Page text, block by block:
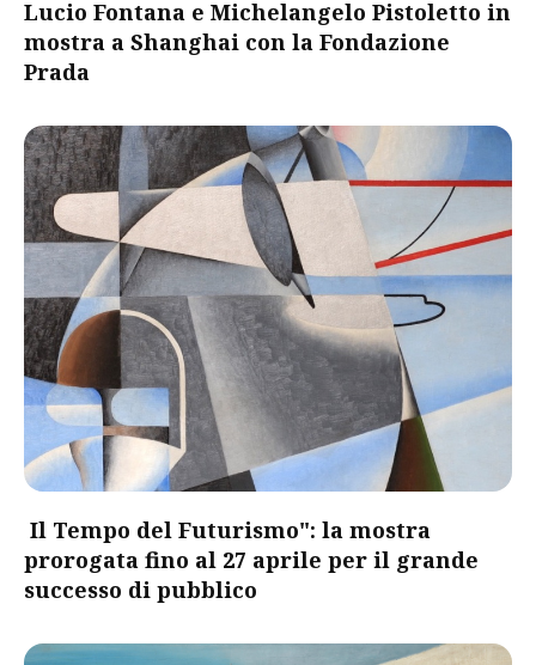
Lucio Fontana e Michelangelo Pistoletto in
mostra a Shanghai con la Fondazione
Prada
Il Tempo del Futurismo": la mostra
prorogata fino al 27 aprile per il grande
successo di pubblico